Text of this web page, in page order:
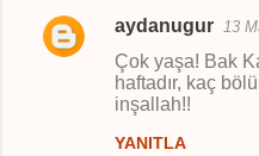
aydanugur 13
Çok yaşa! Bak
haftadır, kaç
inşallah!!
YANITLA